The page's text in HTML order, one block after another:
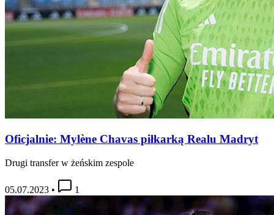
Oficjalnie: Mylène Chavas piłkarką Realu Madryt
Drugi transfer w żeńskim zespole
05.07.2023 • 1